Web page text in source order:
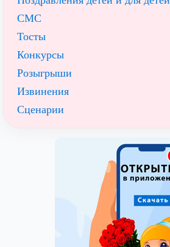
СМС
Тосты
Конкурсы
Розыгрыши
Извинения
Сценарии